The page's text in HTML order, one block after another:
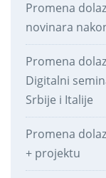
Promena
novinara
Promena
Digitalni
Srbije i Italije
Promena
+ projektu